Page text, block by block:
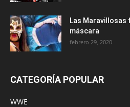
Las Maravillosas
máscara
febrero 29, 2020
CATEGORÍA POPULAR
WWE